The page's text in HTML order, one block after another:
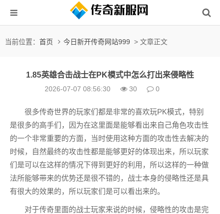
当前位置： 首页 今日新开传奇网站999 > 文章正文
1.85英雄合击战士在PK模式中怎么打出来侵略性
2026-07-07 08:56:30 30 0
很多传奇世界的玩家们都是非常的喜欢玩PK模式，特别
是很多的高手们，因为在这里面是能够看出来自己角色攻击性
的一个非常重要的方面，当时使用这种方面的攻击性去解决的
时候，自然最终的攻击性都是能够更好的体现出来，所以玩家
们是可以在这样的情况下得到更好的利用，所以这样的一种做
法所能够带来的优势还是很不错的，战士本身的侵略性还是具
有很大的效果的，所以玩家们是可以看出来的。
对于传奇里面的战士玩家来说的时候，侵略性的攻击是完